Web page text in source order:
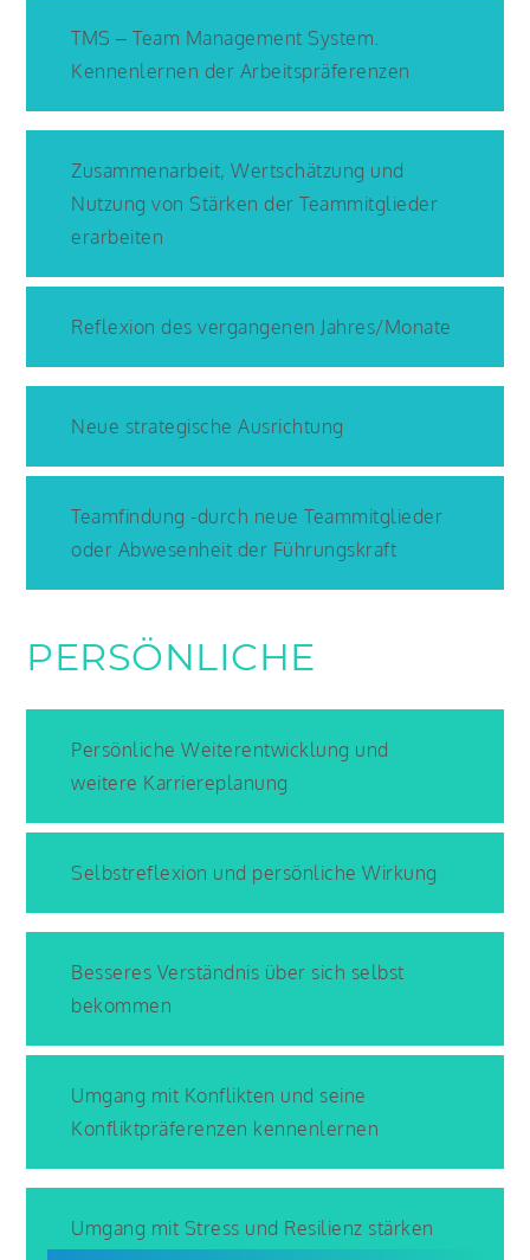
TMS – Team Management System.
Kennenlernen der Arbeitspräferenzen
Zusammenarbeit, Wertschätzung und
Nutzung von Stärken der Teammitglieder
erarbeiten
Reflexion des vergangenen Jahres/Monate
Neue strategische Ausrichtung
Teamfindung -durch neue Teammitglieder
oder Abwesenheit der Führungskraft
PERSÖNLICHE
Persönliche Weiterentwicklung und
weitere Karriereplanung
Selbstreflexion und persönliche Wirkung
Besseres Verständnis über sich selbst
bekommen
Umgang mit Konflikten und seine
Konfliktpräferenzen kennenlernen
Umgang mit Stress und Resilienz stärken